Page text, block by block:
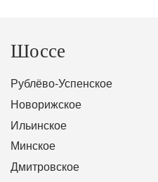
Шоссе
Рублёво-Успенское
Новорижское
Ильинское
Минское
Дмитровское